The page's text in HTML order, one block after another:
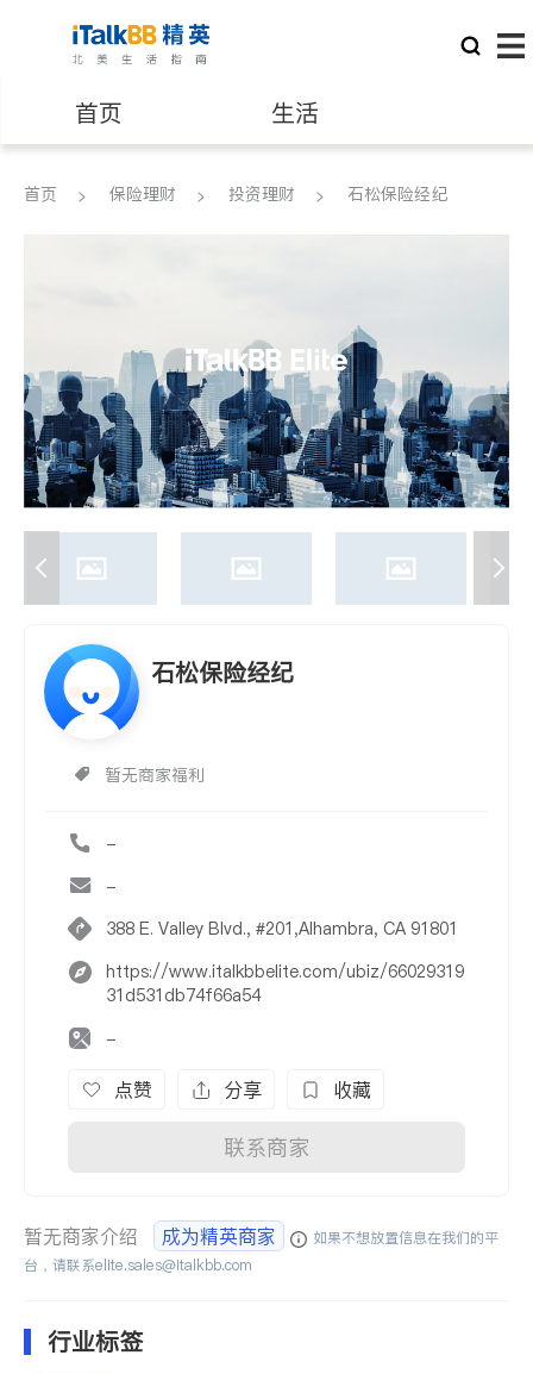
首页 生活
医生 律师
养老 非盈利组织
首页 保险理财 投资理财 石松保险经纪
石松保险经纪
暂无商家福利
-
-
388 E. Valley Blvd., #201,Alhambra, CA 91801
https://www.italkbbelite.com/ubiz/66029319
31d531db74f66a54
-
点赞 分享 收藏
联系商家
暂无商家介绍 成为精英商家
如果不想放置信息在我们的平
台，请联系elite.sales@italkbb.com
行业标签